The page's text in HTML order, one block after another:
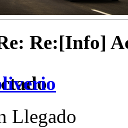
Re:[Info]
Llegado